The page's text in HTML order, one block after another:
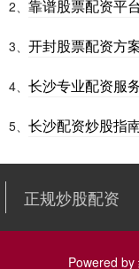
2、 靠谱股票配资平
3、 开封股票配资方
4、 长沙专业配资服
5、 长沙配资炒股指
正规炒股配资
Powered by